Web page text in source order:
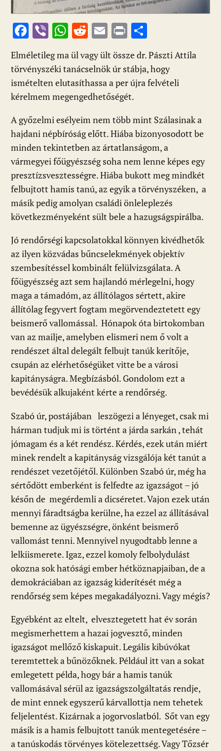
F
ac
e
b
o
k
Vi
er
W
h
at
s
A
p
R
d
di
t
E
m
ai
l
Pr
in
t
ss
za
m
Elméletileg ma ül vagy ült össze dr. Pászti Attila
törvényszéki tanácselnök úr stábja, hogy
ismételten elutasíthassa a per újra felvételi
kérelmem megengedhetőségét.
A győzelmi esélyeim nem több mint Szálasinak a
hajdani népbíróság előtt. Hiába bizonyosodott be
minden tekintetben az ártatlanságom, a
vármegyei főügyészség soha nem lenne képes egy
presztízsvesztességre. Hiába bukott meg mindkét
felbujtott hamis tanú, az egyik a törvényszéken, a
másik pedig amolyan családi önleleplezés
következményeként sült bele a hazugságspirálba.
Jó rendőrségi kapcsolatokkal könnyen kivédhetők
az ilyen közvádas bűncselekmények objektív
szembesítéssel kombinált felülvizsgálata. A
főügyészség azt sem hajlandó mérlegelni, hogy
maga a támadóm, az állítólagos sértett, akire
állítólag fegyvert fogtam megörvendeztetett egy
beismerő vallomással. Hónapok óta birtokomban
van az mailje, amelyben elismeri nem ő volt a
rendészet által delegált felbujt tanúk kerítője,
csupán az elérhetőségüket vitte be a városi
kapitányságra. Megbízásból. Gondolom ezt a
bevédésük alkujaként kérte a rendőrség.
Szabó úr, postájában leszögezi a lényeget, csak mi
hárman tudjuk mi is történt a járda sarkán , tehát
jómagam és a két rendész. Kérdés, ezek után miért
minek rendelt a kapitányság vizsgálója két tanút a
rendészet vezetőjétől. Különben Szabó úr, még ha
sértődött emberként is felfedte az igazságot – jó
későn de megérdemli a dicséretet. Vajon ezek után
mennyi fáradtságba kerülne, ha ezzel az állításával
bemenne az ügyészségre, önként beismerő
vallomást tenni. Mennyivel nyugodtabb lenne a
lelkiismerete. Igaz, ezzel komoly felbolydulást
okozna sok hatósági ember hétköznapjaiban, de a
demokráciában az igazság kiderítését még a
rendőrség sem képes megakadályozni. Vagy mégis?
Egyébként az eltelt, elvesztegetett hat év során
megismerhettem a hazai jogvesztő, minden
igazságot mellőző kiskapuit. Legális kibúvókat
teremtettek a bűnözőknek. Például itt van a sokat
emlegetett példa, hogy bár a hamis tanúk
vallomásával sérül az igazságszolgáltatás rendje,
de mint ennek egyszerű kárvallottja nem tehetek
feljelentést. Kizárnak a jogorvoslatból. Sőt van egy
másik is a hamis felbujtott tanúk mentegetésére –
a tanúskodás törvényes kötelezettség. Vagy Tőzsér